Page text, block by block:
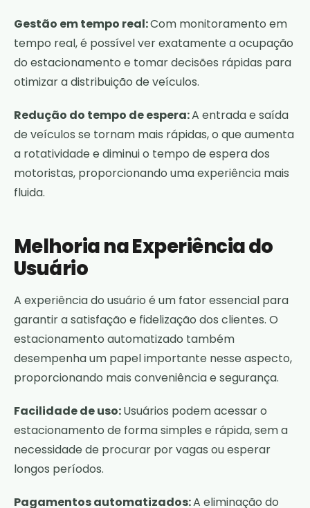
Gestão em tempo real:Com monitoramento em
tempo real, é possível ver exatamente a ocupação
do estacionamento e tomar decisões rápidas para
otimizar a distribuição de veículos.
Redução do tempo de espera:A entrada e saída
de veículos se tornam mais rápidas, o que aumenta
a rotatividade e diminui o tempo de espera dos
motoristas, proporcionando uma experiência mais
fluida.
Melhoria na Experiência do
Usuário
A experiência do usuário é um fator essencial para
garantir a satisfação e fidelização dos clientes. O
estacionamento automatizado também
desempenha um papel importante nesse aspecto,
proporcionando mais conveniência e segurança.
Facilidade de uso:Usuários podem acessar o
estacionamento de forma simples e rápida, sem a
necessidade de procurar por vagas ou esperar
longos períodos.
Pagamentos automatizados:A eliminação do